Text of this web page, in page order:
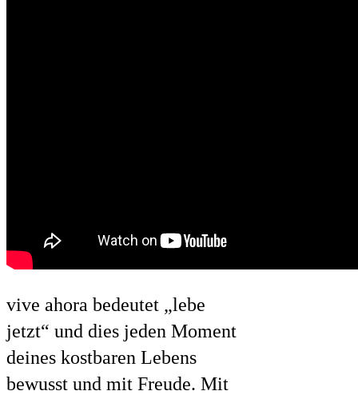
vive ahora bedeutet „lebe
jetzt“ und dies jeden Moment
deines kostbaren Lebens
bewusst und mit Freude. Mit